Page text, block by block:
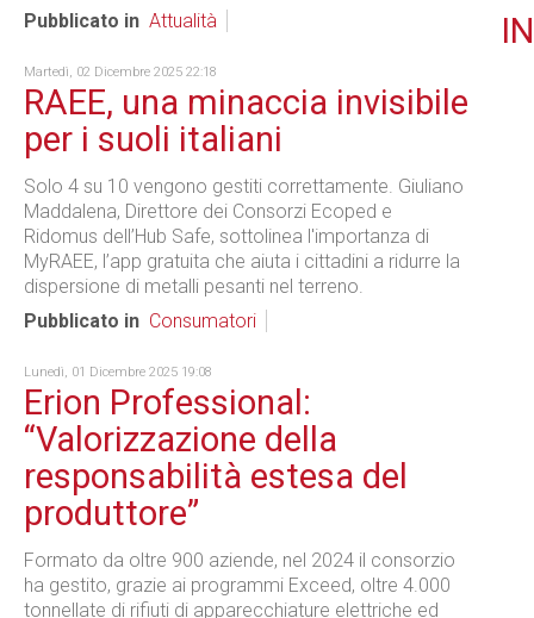
Pubblicato in Attualità
Martedì, 02 Dicembre 2025 22:18
RAEE, una minaccia invisibile
per i suoli italiani
Solo 4 su 10 vengono gestiti correttamente. Giuliano
Maddalena, Direttore dei Consorzi Ecoped e
Ridomus dell’Hub Safe, sottolinea l'importanza di
MyRAEE, l’app gratuita che aiuta i cittadini a ridurre la
dispersione di metalli pesanti nel terreno.
Pubblicato in Consumatori
Lunedì, 01 Dicembre 2025 19:08
Erion Professional:
“Valorizzazione della
responsabilità estesa del
produttore”
Formato da oltre 900 aziende, nel 2024 il consorzio
ha gestito, grazie ai programmi Exceed, oltre 4.000
tonnellate di rifiuti di apparecchiature elettriche ed
IN